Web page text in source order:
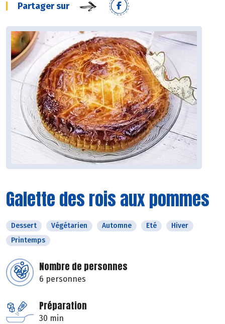
Partager sur
Galette des rois aux pommes
Dessert Végétarien Automne Eté
Hiver
Printemps
Nombre de personnes
6 personnes
Préparation
30 min